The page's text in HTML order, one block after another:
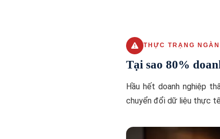
THỰC TRẠNG
Tại sao 80%
Hầu hết doanh nghiệp
chuyển đổi dữ liệu thực